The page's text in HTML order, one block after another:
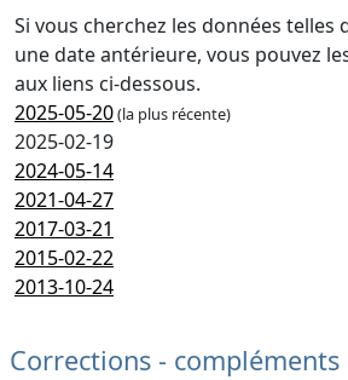
Si vous cherchez les données telles
une date antérieure, vous pouvez
aux liens ci-dessous.
2025-05-20(la plus récente)
2025-02-19
2024-05-14
2021-04-27
2017-03-21
2015-02-22
2013-10-24
Corrections - compléments